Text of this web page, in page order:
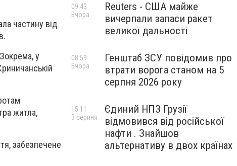
частину від
у
житла,
забезпечене
Reuters - США майже
вичерпали запаси ракет
великої дальності
09:43
Вчора
Генштаб ЗСУ повідомив про
втрати ворога станом на 5
серпня 2026 року
08:59
Вчора
Єдиний НПЗ Грузії
відмовився від російської
нафти . Знайшов
альтернативу в двох країнах
15:11
3 серпня